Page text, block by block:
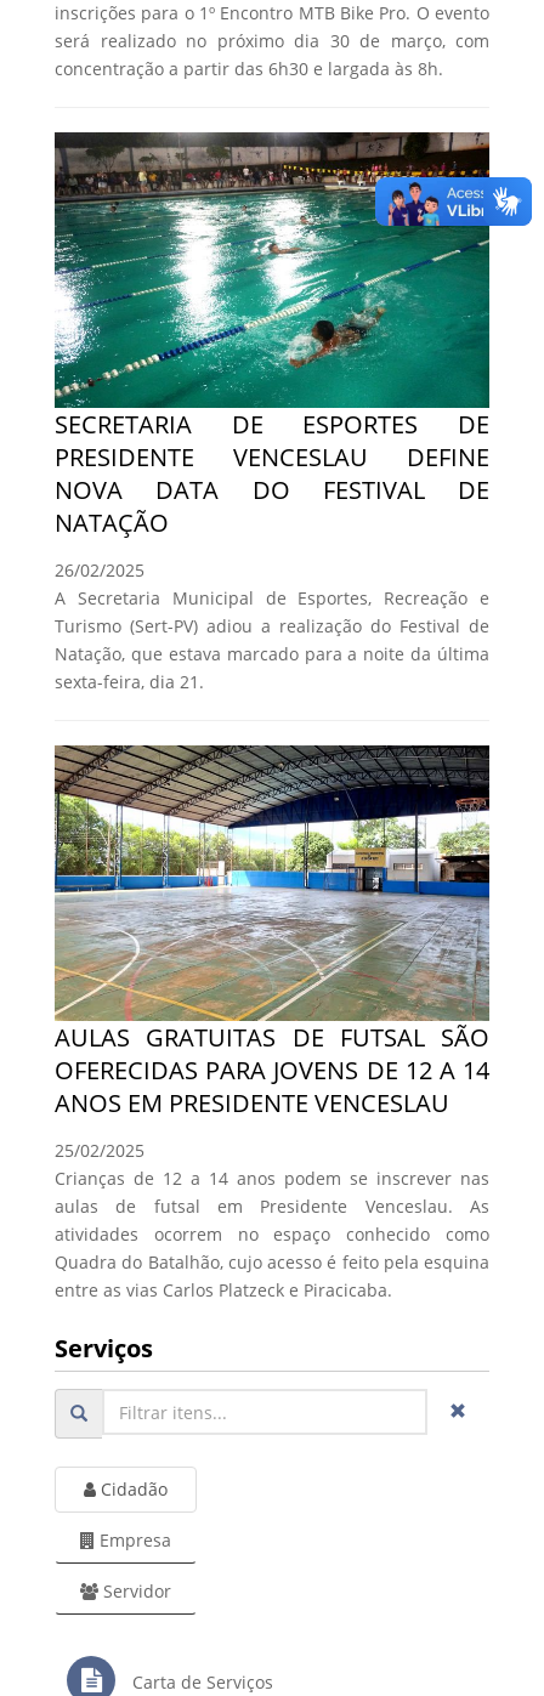
inscrições para o 1º Encontro MTB Bike Pro. O evento
será realizado no próximo dia 30 de março, com
concentração a partir das 6h30 e largada às 8h.
SECRETARIA DE ESPORTES DE
PRESIDENTE VENCESLAU DEFINE
NOVA DATA DO FESTIVAL DE
NATAÇÃO
26/02/2025
A Secretaria Municipal de Esportes, Recreação e
Turismo (Sert-PV) adiou a realização do Festival de
Natação, que estava marcado para a noite da última
sexta-feira, dia 21.
AULAS GRATUITAS DE FUTSAL SÃO
OFERECIDAS PARA JOVENS DE 12 A 14
ANOS EM PRESIDENTE VENCESLAU
25/02/2025
Crianças de 12 a 14 anos podem se inscrever nas
aulas de futsal em Presidente Venceslau. As
atividades ocorrem no espaço conhecido como
Quadra do Batalhão, cujo acesso é feito pela esquina
entre as vias Carlos Platzeck e Piracicaba.
Serviços
Cidadão
Empresa
Servidor
Carta de Serviços